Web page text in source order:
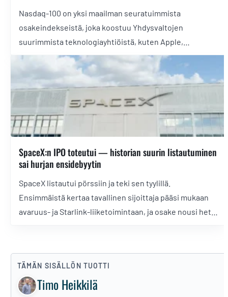
Nasdaq-100 on yksi maailman seuratuimmista
osakeindekseistä, joka koostuu Yhdysvaltojen
suurimmista teknologiayhtiöistä, kuten Apple,
Microsoft ja Nvidia. Sijoittajat voivat hyödyntää sen
kasvupotentiaalia helposti ETF-rahastojen kautta.
Tässä artikkelissa käymme läpi Nasdaq 100 -indeksin
erityispiirteet sekä parhaat tavat sijoittaa siihen
ETF:ien avulla.
SpaceX:n IPO toteutui — historian suurin listautuminen
sai hurjan ensidebyytin
SpaceX listautui pörssiin ja teki sen tyylillä.
Ensimmäistä kertaa tavallinen sijoittaja pääsi mukaan
avaruus- ja Starlink-liiketoimintaan, ja osake nousi heti
ja äänivaltarakenne, joka pitää Elon Muskin tiukasti
ohjaksissa. Kävimme läpi, miten ensimmäinen
pörssipäivä meni ja mitä SPCX-osakkeesta kannattaa
TÄMÄN SISÄLLÖN TUOTTI
Timo Heikkilä